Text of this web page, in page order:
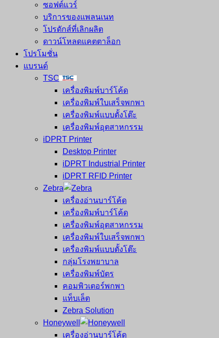
ซอฟต์แวร์
บริการของแพลนเนท
โปรดักส์ที่เลิกผลิต
ดาวน์โหลดแคตตาล็อก
โปรโมชั่น
แบรนด์
TSC
เครื่องพิมพ์บาร์โค้ด
เครื่องพิมพ์ใบเสร็จพกพา
เครื่องพิมพ์แบบตั้งโต๊ะ
เครื่องพิมพ์อุตสาหกรรม
iDPRT Printer
Desktop Printer
iDPRT Industrial Printer
iDPRT RFID Printer
Zebra
เครื่องอ่านบาร์โค้ด
เครื่องพิมพ์บาร์โค้ด
เครื่องพิมพ์อุตสาหกรรม
เครื่องพิมพ์ใบเสร็จพกพา
เครื่องพิมพ์แบบตั้งโต๊ะ
กลุ่มโรงพยาบาล
เครื่องพิมพ์บัตร
คอมพิวเตอร์พกพา
แท็บเล็ต
Zebra Solution
Honeywell
เครื่องอ่านบาร์โค้ด